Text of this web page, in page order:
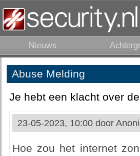
Nieuws
Abuse Melding
Je hebt een klacht over
23-05-2023, 10:00 door
Hoe zou het internet